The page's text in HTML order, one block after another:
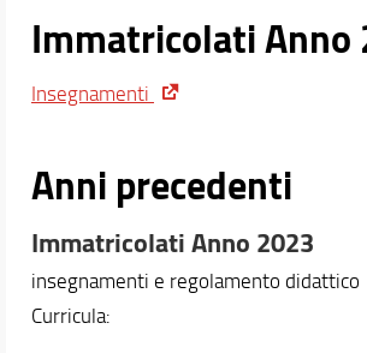
Stage/Tirocinio
Orientamento
Docenti
Orario e calendari
Contatti
Immatricolati Anno
Insegnamenti
Anni precedenti
Immatricolati Anno 2023
insegnamenti e regolamento didattico
Curricula: